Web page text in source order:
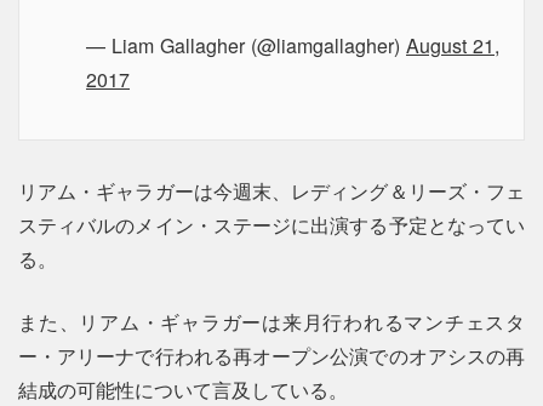
— Liam Gallagher (@liamgallagher) August 21,
2017
リアム・ギャラガーは今週末、レディング＆リーズ・フェ
スティバルのメイン・ステージに出演する予定となってい
る。
また、リアム・ギャラガーは来月行われるマンチェスタ
ー・アリーナで行われる再オープン公演でのオアシスの再
結成の可能性について言及している。